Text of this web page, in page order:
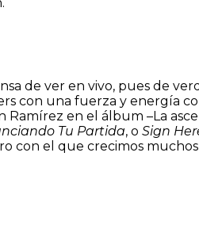
de ver en vivo, pues de
con una fuerza y energía
en el álbum –La
Tu Partida, o Sign
con el que crecimos